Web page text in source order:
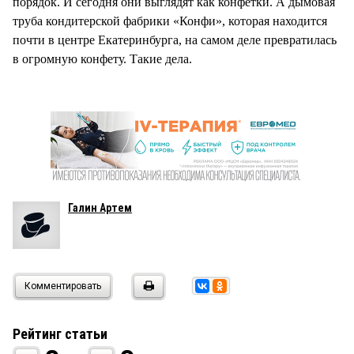
труба кондитерской фабрики «Конфи», которая находится
почти в центре Екатеринбурга, на самом деле превратилась
в огромную конфету. Такие дела.
Галин Артем
Комментировать
Рейтинг статьи